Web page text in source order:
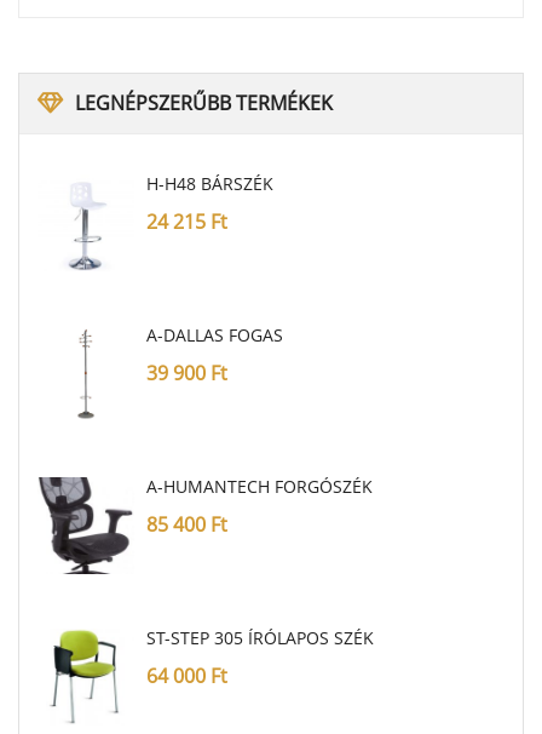
LEGNÉPSZERŰBBTERMÉKEK
H-H48 BÁRSZÉK
24 215 Ft
A-DALLAS FOGAS
39 900 Ft
A-HUMANTECH FORGÓSZÉK
85 400 Ft
ST-STEP 305 ÍRÓLAPOS SZÉK
64 000 Ft